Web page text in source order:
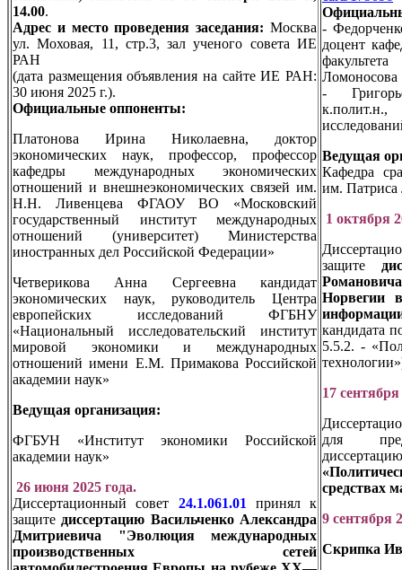
14.00.
Адрес и место проведения заседания: Москва
ул. Моховая, 11, стр.3, зал ученого совета ИЕ
РАН
(дата размещения объявления на сайте ИЕ РАН:
30 июня 2025 г.).
Официальные оппоненты:
Платонова Ирина Николаевна, доктор
экономических наук, профессор, профессор
кафедры международных экономических
отношений и внешнеэкономических связей им.
Н.Н. Ливенцева ФГАОУ ВО «Московский
государственный институт международных
отношений (университет) Министерства
иностранных дел Российской Федерации»
Четверикова Анна Сергеевна кандидат
экономических наук, руководитель Центра
европейских исследований ФГБНУ
«Национальный исследовательский институт
мировой экономики и международных
отношений имени Е.М. Примакова Российской
академии наук»
Ведущая организация:
ФГБУН «Институт экономики Российской
академии наук»
26 июня 2025 года.
Диссертационный совет 24.1.061.01 принял к
защите диссертацию Васильченко Александра
Дмитриевича "Эволюция международных
производственных сетей
-
доцент
Ломоносова
-
к.полит.н.,
Ведущая
Кафедра
им.
1 октября
защите
Норвегии
кандидата
5.5.2. -
17
для
средствах
9 сентября
Скрипка